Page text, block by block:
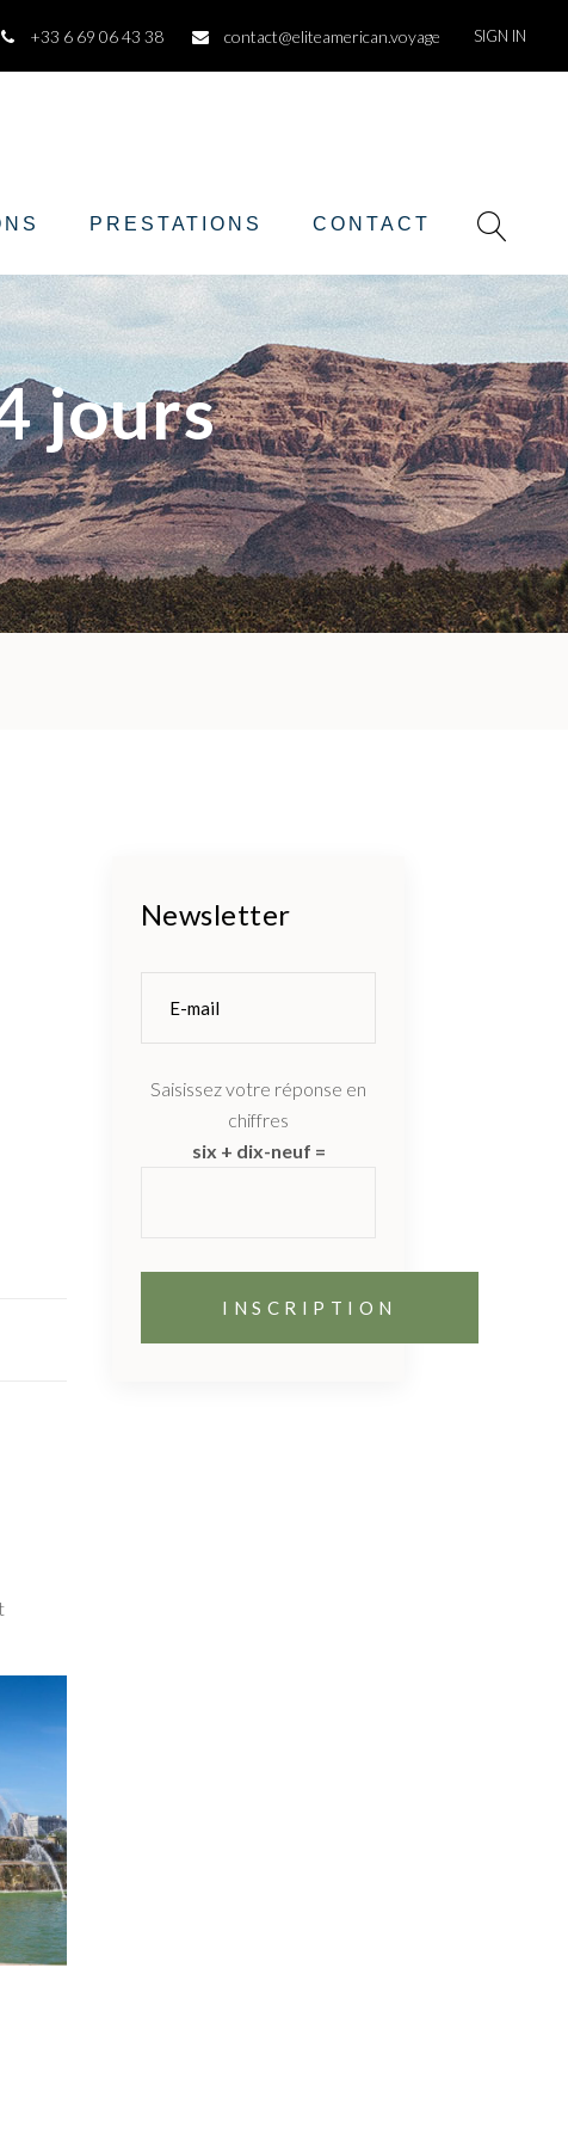
+33 6 69 06 43 38 contact@eliteamerican.voyage SIGN IN
PRESTATIONS CONTACT
jours
Newsletter
Saisissez votre réponse en
chiffres
six + dix-neuf =